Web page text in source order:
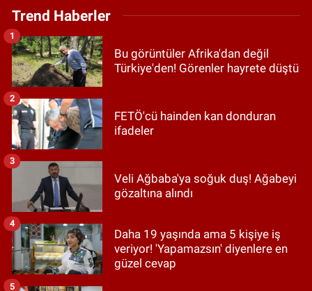
Trend Haberler
Bu görüntüler Afrika'dan değil
Türkiye'den! Görenler hayrete düştü
1
FETÖ'cü hainden kan donduran
ifadeler
2
Veli Ağbaba'ya soğuk duş! Ağabeyi
gözaltına alındı
3
Daha 19 yaşında ama 5 kişiye iş
veriyor! 'Yapamazsın' diyenlere en
güzel cevap
4
5